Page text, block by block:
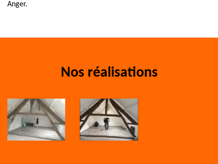
Anger.
Nos réalisations